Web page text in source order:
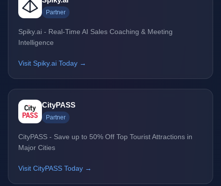
Partner
Spiky.ai - Real-Time AI Sales Coaching & Meeting
Intelligence
Visit Spiky.ai Today →
CityPASS
Partner
CityPASS - Save up to 50% Off Top Tourist Attractions in
Major Cities
Visit CityPASS Today →